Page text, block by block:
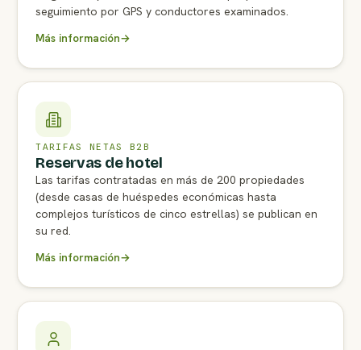
seguimiento por GPS y conductores examinados.
Más información→
TARIFAS NETAS B2B
Reservas de hotel
Las tarifas contratadas en más de 200 propiedades
(desde casas de huéspedes económicas hasta
complejos turísticos de cinco estrellas) se publican en
su red.
Más información→